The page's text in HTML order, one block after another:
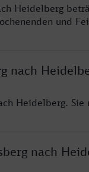
Heidelberg
und
nach
Heidelberg. Sie
nach